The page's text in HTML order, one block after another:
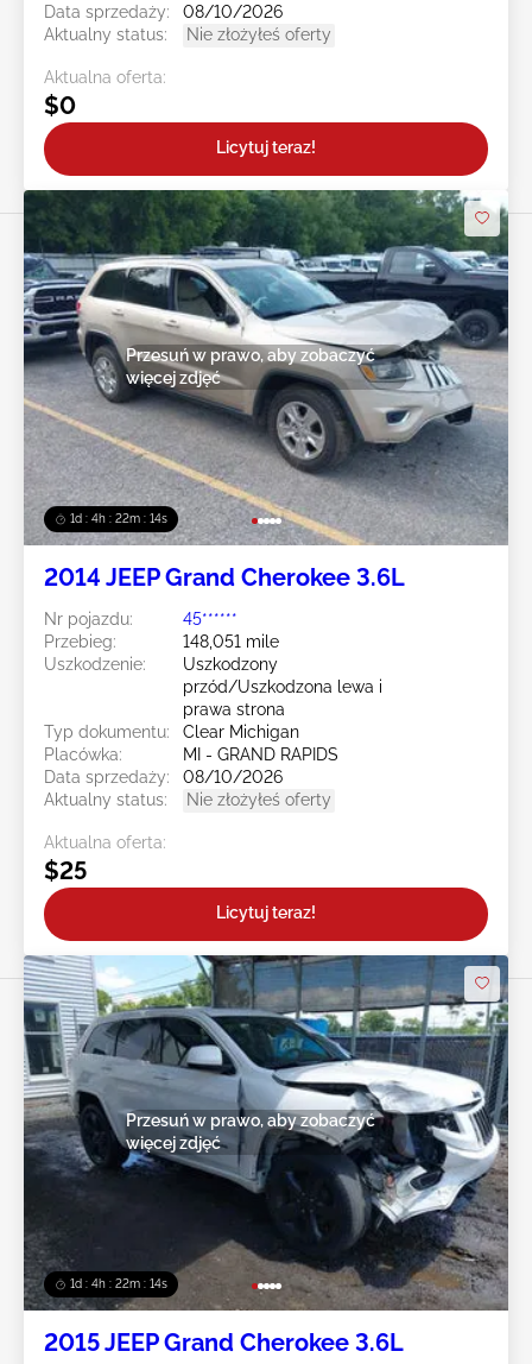
Data sprzedaży:
08/10/2026
Aktualny status:
Nie złożyłeś oferty
Aktualna oferta:
$0
Licytuj teraz!
1d : 4h : 22m : 12s
Przesuń w prawo, aby zobaczyć
więcej zdjęć
2014 JEEP Grand Cherokee 3.6L
Nr pojazdu:
45******
Przebieg:
148,051 mile
Uszkodzenie:
Uszkodzony
przód/Uszkodzona lewa i
prawa strona
Typ dokumentu:
Clear Michigan
Placówka:
MI - GRAND RAPIDS
Data sprzedaży:
08/10/2026
Aktualny status:
Nie złożyłeś oferty
Aktualna oferta:
$25
Licytuj teraz!
1d : 4h : 22m : 12s
Przesuń w prawo, aby zobaczyć
więcej zdjęć
2015 JEEP Grand Cherokee 3.6L